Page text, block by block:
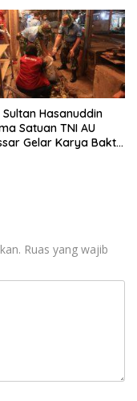
Sultan Hasanuddin
Satuan TNI AU
Gelar Karya Bakti
Ruas yang wajib